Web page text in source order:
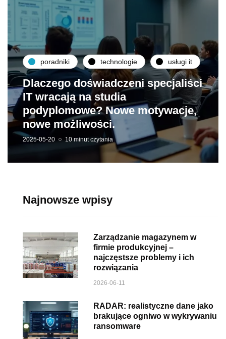
poradniki technologie usługi it
Dlaczego doświadczeni specjaliści
IT wracają na studia
podyplomowe? Nowe motywacje,
nowe możliwości.
2025-05-20 10 minut czytania
Najnowsze wpisy
Zarządzanie magazynem w
firmie produkcyjnej –
najczęstsze problemy i ich
rozwiązania
2026-06-11
RADAR: realistyczne dane jako
brakujące ogniwo w wykrywaniu
ransomware